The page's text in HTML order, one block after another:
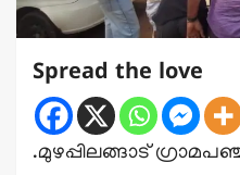
Spread the love
.മുഴപ്പിലങ്ങാട്